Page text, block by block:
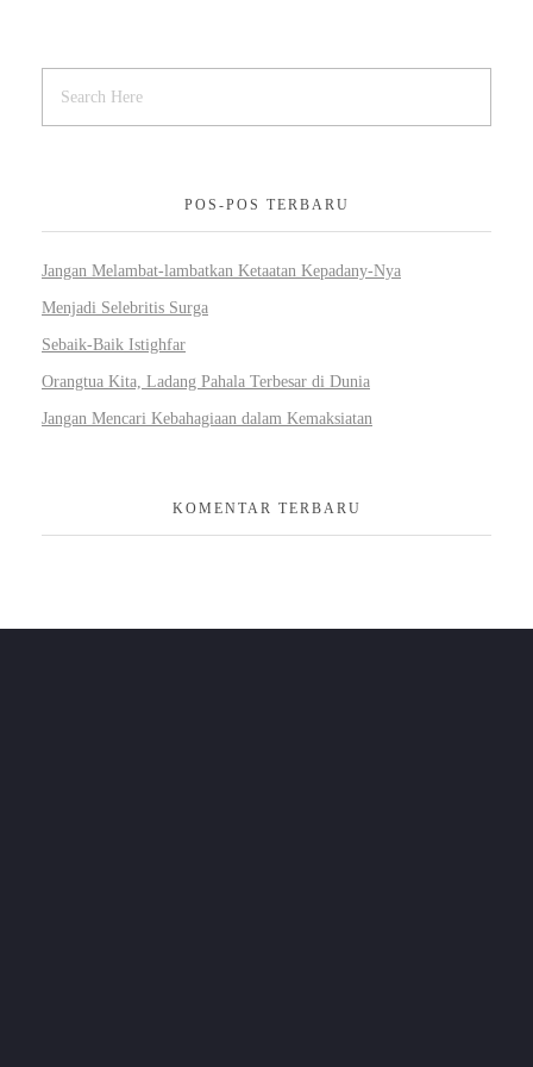
POS-POS TERBARU
Jangan Melambat-lambatkan Ketaatan Kepadany-Nya
Menjadi Selebritis Surga
Sebaik-Baik Istighfar
Orangtua Kita, Ladang Pahala Terbesar di Dunia
Jangan Mencari Kebahagiaan dalam Kemaksiatan
KOMENTAR TERBARU